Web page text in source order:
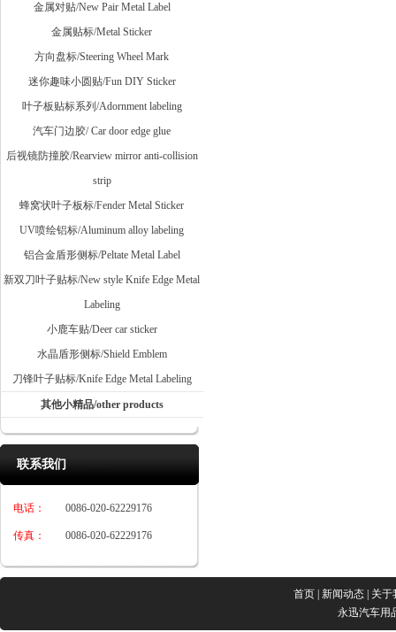
金属对贴/New Pair Metal Label
金属贴标/Metal Sticker
方向盘标/Steering Wheel Mark
迷你趣味小圆贴/Fun DIY Sticker
叶子板贴标系列/Adornment labeling
汽车门边胶/ Car door edge glue
后视镜防撞胶/Rearview mirror anti-collision
strip
蜂窝状叶子板标/Fender Metal Sticker
UV喷绘铝标/Aluminum alloy labeling
铝合金盾形侧标/Peltate Metal Label
新双刀叶子贴标/New style Knife Edge Metal
Labeling
小鹿车贴/Deer car sticker
水晶盾形侧标/Shield Emblem
刀锋叶子贴标/Knife Edge Metal Labeling
其他小精品/other products
联系我们
电话： 0086-020-62229176
传真： 0086-020-62229176
首页 新闻动态
关于
永迅汽车用